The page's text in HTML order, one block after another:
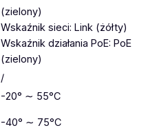
(zielony)
Wskaźnik sieci: Link (żółty)
Wskaźnik działania PoE: PoE
(zielony)
/
-20° ∼ 55°C
-40° ∼ 75°C